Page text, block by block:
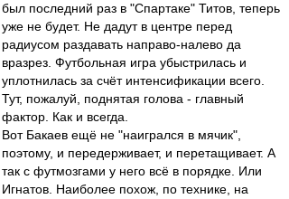
был последний раз в "Спартаке" Титов, теперь
уже не будет. Не дадут в центре перед
радиусом раздавать направо-налево да
вразрез. Футбольная игра убыстрилась и
уплотнилась за счёт интенсификации всего.
Тут, пожалуй, поднятая голова - главный
фактор. Как и всегда.
Вот Бакаев ещё не "наигрался в мячик",
поэтому, и передерживает, и перетащивает. А
так с футмозгами у него всё в порядке. Или
Игнатов. Наиболее похож, по технике, на